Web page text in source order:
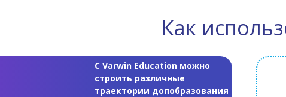
Как
С Varwin Education можно
строить различные
траектории допобразования